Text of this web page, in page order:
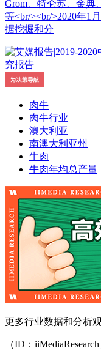
Grom、特仑苏、金典
等<br/><br/>2020年1
据挖掘和分
肉牛
肉牛行业
澳大利亚
南澳大利亚州
牛肉
牛肉年均总产量
更多行业数据和分析
（ID：iiMediaResearch